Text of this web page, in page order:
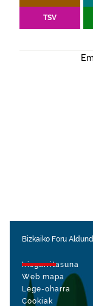
TSV
Bizkaiko Foru
Irisgarritasuna
Web mapa
Lege-oharra
Cookiak